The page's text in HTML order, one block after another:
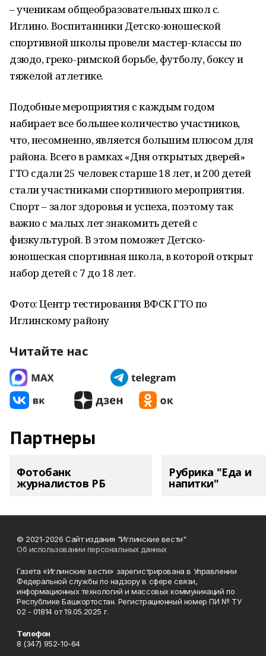
– ученикам общеобразовательных школ с.
Иглино. Воспитанники Детско-юношеской
спортивной школы провели мастер-классы по
дзюдо, греко-римской борьбе, футболу, боксу и
тяжелой атлетике.
Подобные мероприятия с каждым годом
набирает все большее количество участников,
что, несомненно, является большим плюсом для
района. Всего в рамках «Дня открытых дверей»
ГТО сдали 25 человек старше 18 лет, и 200 детей
стали участниками спортивного мероприятия.
Спорт – залог здоровья и успеха, поэтому так
важно с малых лет знакомить детей с
физкультурой. В этом поможет Детско-
юношеская спортивная школа, в которой открыт
набор детей с 7 до 18 лет.
Фото: Центр тестирования ВФСК ГТО по
Иглинскому району
Читайте нас
Партнеры
Фотобанк
журналистов РБ
Рубрика "Еда и
напитки"
© 2021-2026 Сайт издания "Иглинские вести"
Об использовании персональных данных
Газета «Иглинские вести» зарегистрирована в Управлении
Федеральной службы по надзору в сфере связи,
информационных технологий и массовых коммуникаций по
Республике Башкортостан. Регистрационный номер ПИ № ТУ
02 - 01814 от 19.05.2025 г.
Телефон
8 (347) 952-10-64